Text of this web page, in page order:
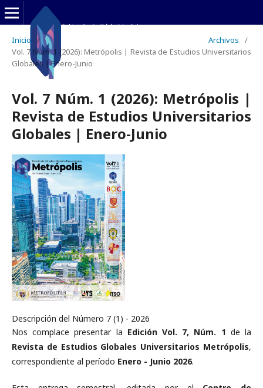
Inicio / Archivos
/
Vol. 7 Núm. 1 (2026): Metrópolis | Revista de Estudios Universitarios
Globales | Enero-Junio
Vol. 7 Núm. 1 (2026): Metrópolis |
Revista de Estudios Universitarios
Globales | Enero-Junio
Descripción del Número 7 (1) - 2026
Nos complace presentar la Edición Vol. 7, Núm. 1 de la
Revista de Estudios Globales Universitarios Metrópolis,
correspondiente al período Enero - Junio 2026.